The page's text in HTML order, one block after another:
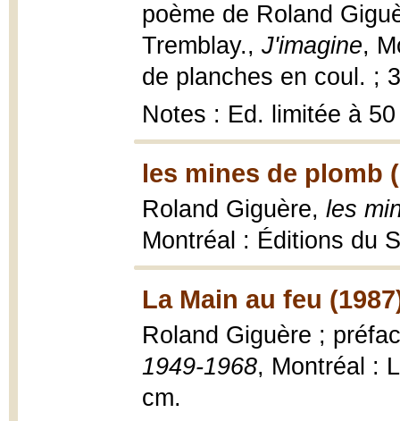
poème de Roland
Tremblay., J'imagine,
de planches en coul. ;
Notes : Ed. limitée à
les mines de plomb
Roland Giguère, les
Montréal : Éditions du
La Main au feu
Roland Giguère ;
1949-1968, Montréal :
cm.